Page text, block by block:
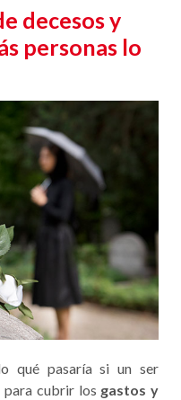
decesos y
personas lo
qué pasaría si un ser
para cubrir los gastos y